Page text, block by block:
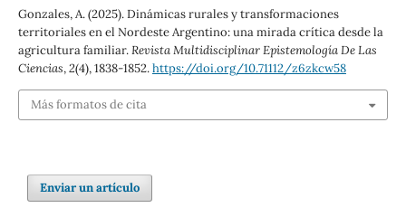
Gonzales, A. (2025). Dinámicas rurales y transformaciones
territoriales en el Nordeste Argentino: una mirada crítica desde la
agricultura familiar.Revista Multidisciplinar Epistemología De Las
Ciencias,2(4), 1838-1852.https://doi.org/10.71112/z6zkcw58
Más formatos de cita
Enviar un artículo